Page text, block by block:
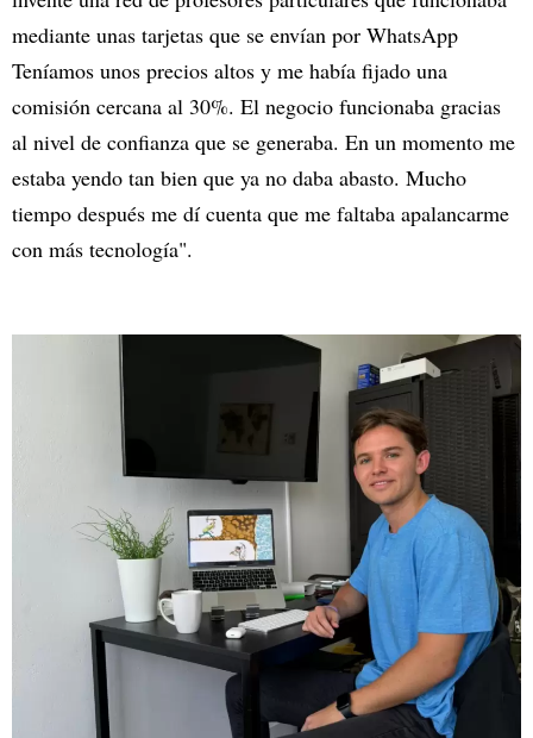
mediante unas tarjetas que se envían por WhatsApp
Teníamos unos precios altos y me había fijado una
comisión cercana al 30%. El negocio funcionaba gracias
al nivel de confianza que se generaba. En un momento me
estaba yendo tan bien que ya no daba abasto. Mucho
tiempo después me dí cuenta que me faltaba apalancarme
con más tecnología".